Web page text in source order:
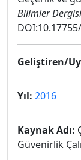
Bilimler
Geliştiren/
Yıl: 2016
Kaynak Adı:
Güvenirlik